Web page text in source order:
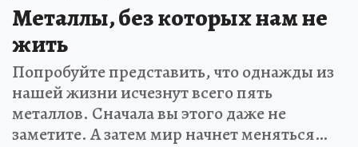
Металлы, без которых нам не
жить
Попробуйте представить, что однажды из
нашей жизни исчезнут всего пять
металлов. Сначала вы этого даже не
заметите. А затем мир начнет меняться…